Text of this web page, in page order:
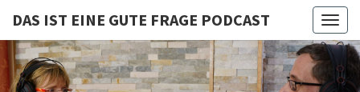
DAS IST EINE GUTE FRAGE PODCAST